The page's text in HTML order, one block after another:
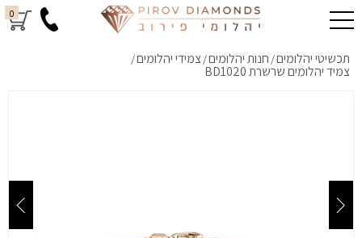
0
תכשיטי יהלומים/ חנות יהלומים/צמידי יהלומים/
צמיד יהלומים שרשרת BD1020